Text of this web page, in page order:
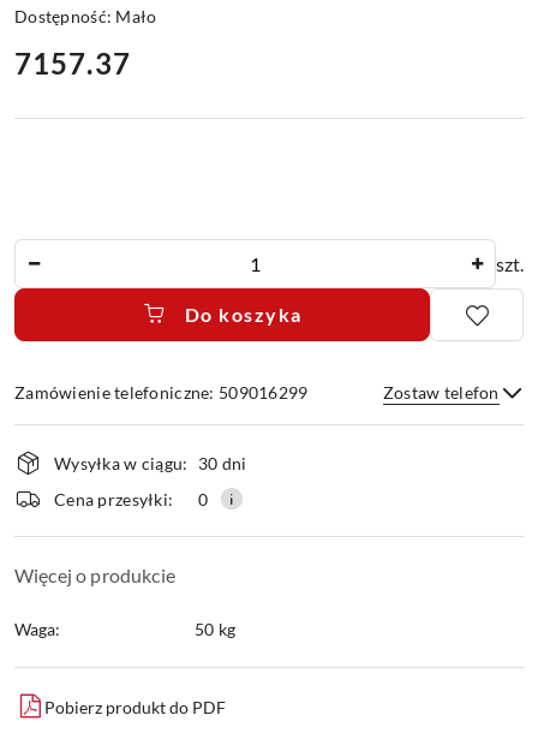
Dostępność: Mało
cena:
7157.37
szt.
Do koszyka
Zamówienie telefoniczne: 509016299 Zostaw telefon
Wyślij
Dostępność
i
dostawa
Wysyłka w ciągu:
30 dni
Cena przesyłki:
0
Więcej o produkcie
Waga: 50 kg
Pobierz produkt do PDF